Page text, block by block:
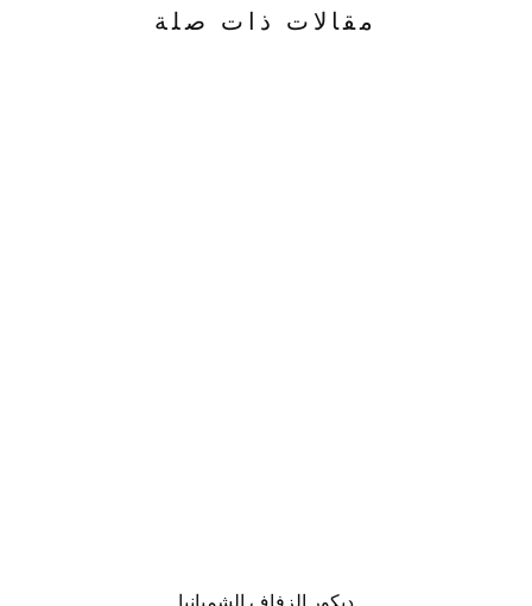
مقالات ذات صلة
ديكور الزفاف الشمبانيا